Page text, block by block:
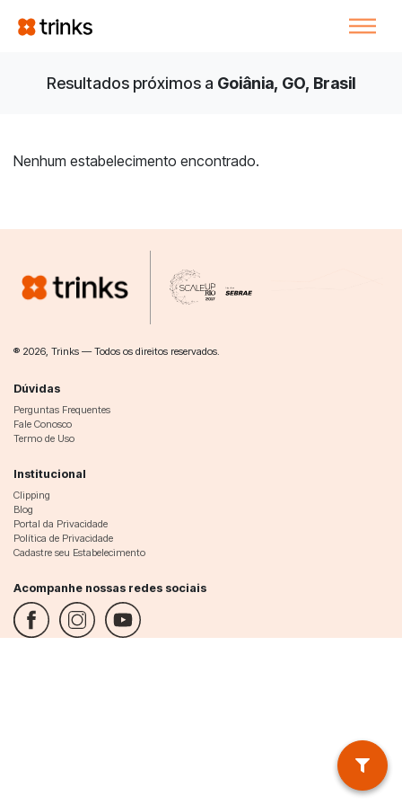
Resultados próximos a Goiânia, GO, Brasil
Nenhum estabelecimento encontrado.
® 2026, Trinks — Todos os direitos reservados.
Dúvidas
Perguntas Frequentes
Fale Conosco
Termo de Uso
Institucional
Clipping
Blog
Portal da Privacidade
Política de Privacidade
Cadastre seu Estabelecimento
Acompanhe nossas redes sociais